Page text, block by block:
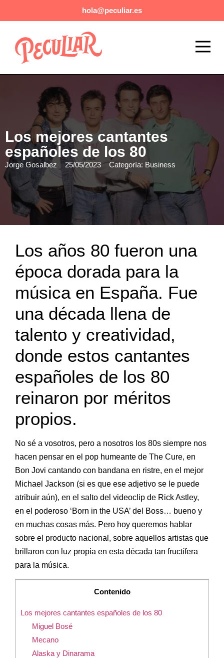
hola@peculiar.es
Los mejores cantantes
españoles de los 80
Jorge Gosalbez 25/05/2023 Categoría: Business
Los años 80 fueron una
época dorada para la
música en España. Fue
una década llena de
talento y creatividad,
donde estos cantantes
españoles de los 80
reinaron por méritos
propios.
No sé a vosotros, pero a nosotros los 80s siempre nos
hacen pensar en el pop humeante de The Cure, en
Bon Jovi cantando con bandana en ristre, en el mejor
Michael Jackson (si es que ese adjetivo se le puede
atribuir aún), en el salto del videoclip de Rick Astley,
en el poderoso ‘Born in the USA’ del Boss… bueno y
en muchas cosas más. Pero hoy queremos hablar
sobre el producto nacional, sobre aquellos artistas que
brillaron con luz propia en esta década tan fructífera
para la música.
Contenido
Los mejores cantantes españoles de los 80
Miguel Bosé
Mecano
Alaska y Dinarama